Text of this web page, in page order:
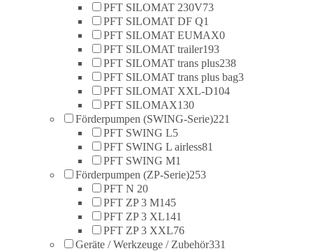
PFT SILOMAT 230V73
PFT SILOMAT DF Q1
PFT SILOMAT EUMAX0
PFT SILOMAT trailer193
PFT SILOMAT trans plus238
PFT SILOMAT trans plus bag3
PFT SILOMAT XXL-D104
PFT SILOMAX130
Förderpumpen (SWING-Serie)221
PFT SWING L5
PFT SWING L airless81
PFT SWING M1
Förderpumpen (ZP-Serie)253
PFT N 20
PFT ZP 3 M145
PFT ZP 3 XL141
PFT ZP 3 XXL76
Geräte / Werkzeuge / Zubehör331